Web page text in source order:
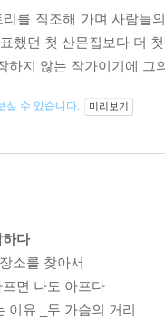
를 직조해 가며 사람들
했던 첫 산문집보다 더
하지 않는 작가이기에 그
실 수 있습니다. 미리보기
하다
소를 찾아서
면 나도 아프다
이유 _두 가슴의 거리